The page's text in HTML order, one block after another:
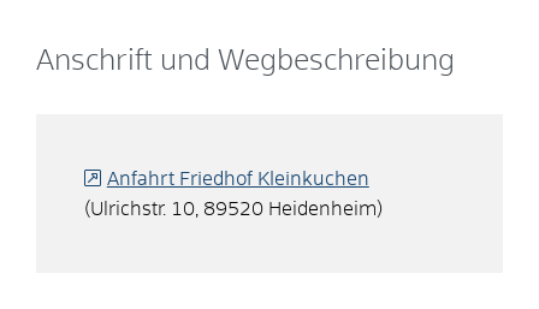
Anschrift und Wegbeschreibung
Anfahrt Friedhof Kleinkuchen
(Ulrichstr. 10, 89520 Heidenheim)